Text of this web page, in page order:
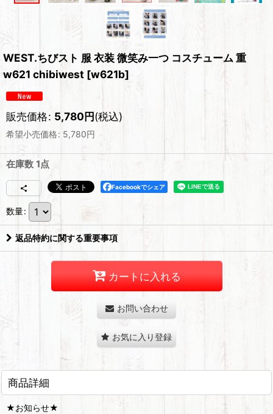
WEST.ちびスト 服 衣装 微笑み一つ コスチューム 重
w621 chibiwest [w621b]
販売価格: 5,780円(税込)
希望小売価格: 5,780円
在庫数 1点
Facebookでシェア
数量:
返品特約に関する重要事項
カートに入れる
お問い合わせ
お気に入り登録
商品詳細
★お知らせ★